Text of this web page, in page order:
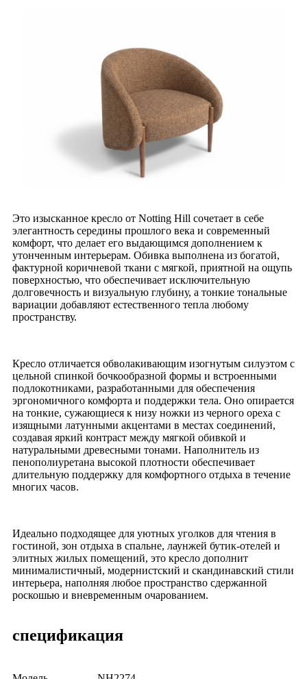
Это изысканное кресло от Notting Hill сочетает в себе
элегантность середины прошлого века и современный
комфорт, что делает его выдающимся дополнением к
утонченным интерьерам. Обивка выполнена из богатой,
фактурной коричневой ткани с мягкой, приятной на ощупь
поверхностью, что обеспечивает исключительную
долговечность и визуальную глубину, а тонкие тональные
вариации добавляют естественного тепла любому
пространству.
Кресло отличается обволакивающим изогнутым силуэтом с
цельной спинкой бочкообразной формы и встроенными
подлокотниками, разработанными для обеспечения
эргономичного комфорта и поддержки тела. Оно опирается
на тонкие, сужающиеся к низу ножки из черного ореха с
изящными латунными акцентами в местах соединений,
создавая яркий контраст между мягкой обивкой и
натуральными древесными тонами. Наполнитель из
пенополиуретана высокой плотности обеспечивает
длительную поддержку для комфортного отдыха в течение
многих часов.
Идеально подходящее для уютных уголков для чтения в
гостиной, зон отдыха в спальне, лаунжей бутик-отелей и
элитных жилых помещений, это кресло дополнит
минималистичный, модернистский и скандинавский стили
интерьера, наполняя любое пространство сдержанной
роскошью и вневременным очарованием.
спецификация